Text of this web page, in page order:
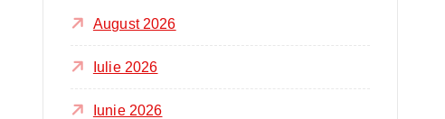
August 2026
Iulie 2026
Iunie 2026